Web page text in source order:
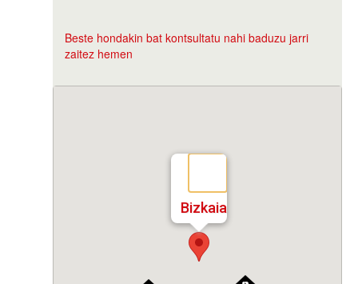
Beste hondakin bat kontsultatu nahi baduzu jarri
zaitez hemen
Bizkaia